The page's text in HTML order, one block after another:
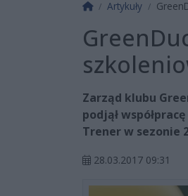
Strona główna
Artykuły
Zarząd klubu
podjął
Trener w sezonie
28.03.2017 09:31